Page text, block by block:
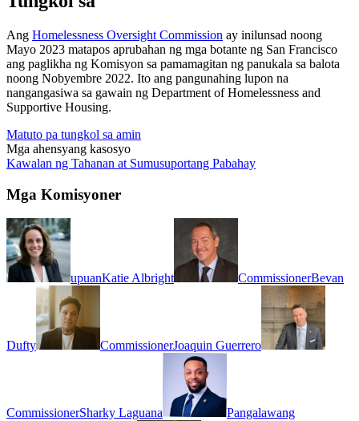
Ang Homelessness Oversight Commission ay inilunsad noong
Mayo 2023 matapos aprubahan ng mga botante ng San Francisco
ang paglikha ng Komisyon sa pamamagitan ng panukala sa balota
noong Nobyembre 2022. Ito ang pangunahing lupon na
nangangasiwa sa gawain ng Department of Homelessness and
Supportive Housing.
Matuto pa tungkol sa amin
Mga ahensyang kasosyo
Kawalan ng Tahanan at Sumusuportang Pabahay
Mga Komisyoner
upuanKatie Albright CommissionerBevan
Dufty CommissionerJoaquin Guerrero
CommissionerSharky Laguana Pangalawang